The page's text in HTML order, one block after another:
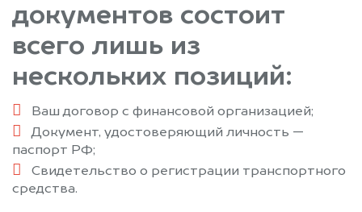
документов состоит
всего лишь из
нескольких позиций:
Ваш договор с финансовой организацией;
Документ, удостоверяющий личность —
паспорт РФ;
Свидетельство о регистрации транспортного
средства.